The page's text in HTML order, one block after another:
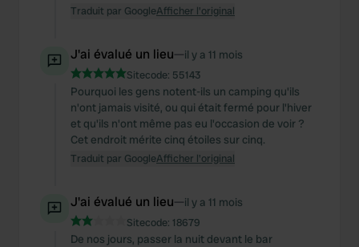
Traduit par GoogleAfficher l'original
J'ai évalué un lieu—il y a 11 mois
Sitecode: 55143
Pourquoi les gens notent-ils un camping qu'ils
n'ont jamais visité, ou qui était fermé pour l'hiver
et qu'ils n'ont même pas eu l'occasion de voir ?
Cet endroit mérite cinq étoiles sur cinq.
Traduit par GoogleAfficher l'original
J'ai évalué un lieu—il y a 11 mois
Sitecode: 18679
De nos jours, passer la nuit devant le bar